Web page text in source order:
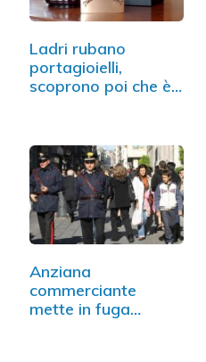
Ladri rubano
portagioielli,
scoprono poi che è…
Anziana
commerciante
mette in fuga